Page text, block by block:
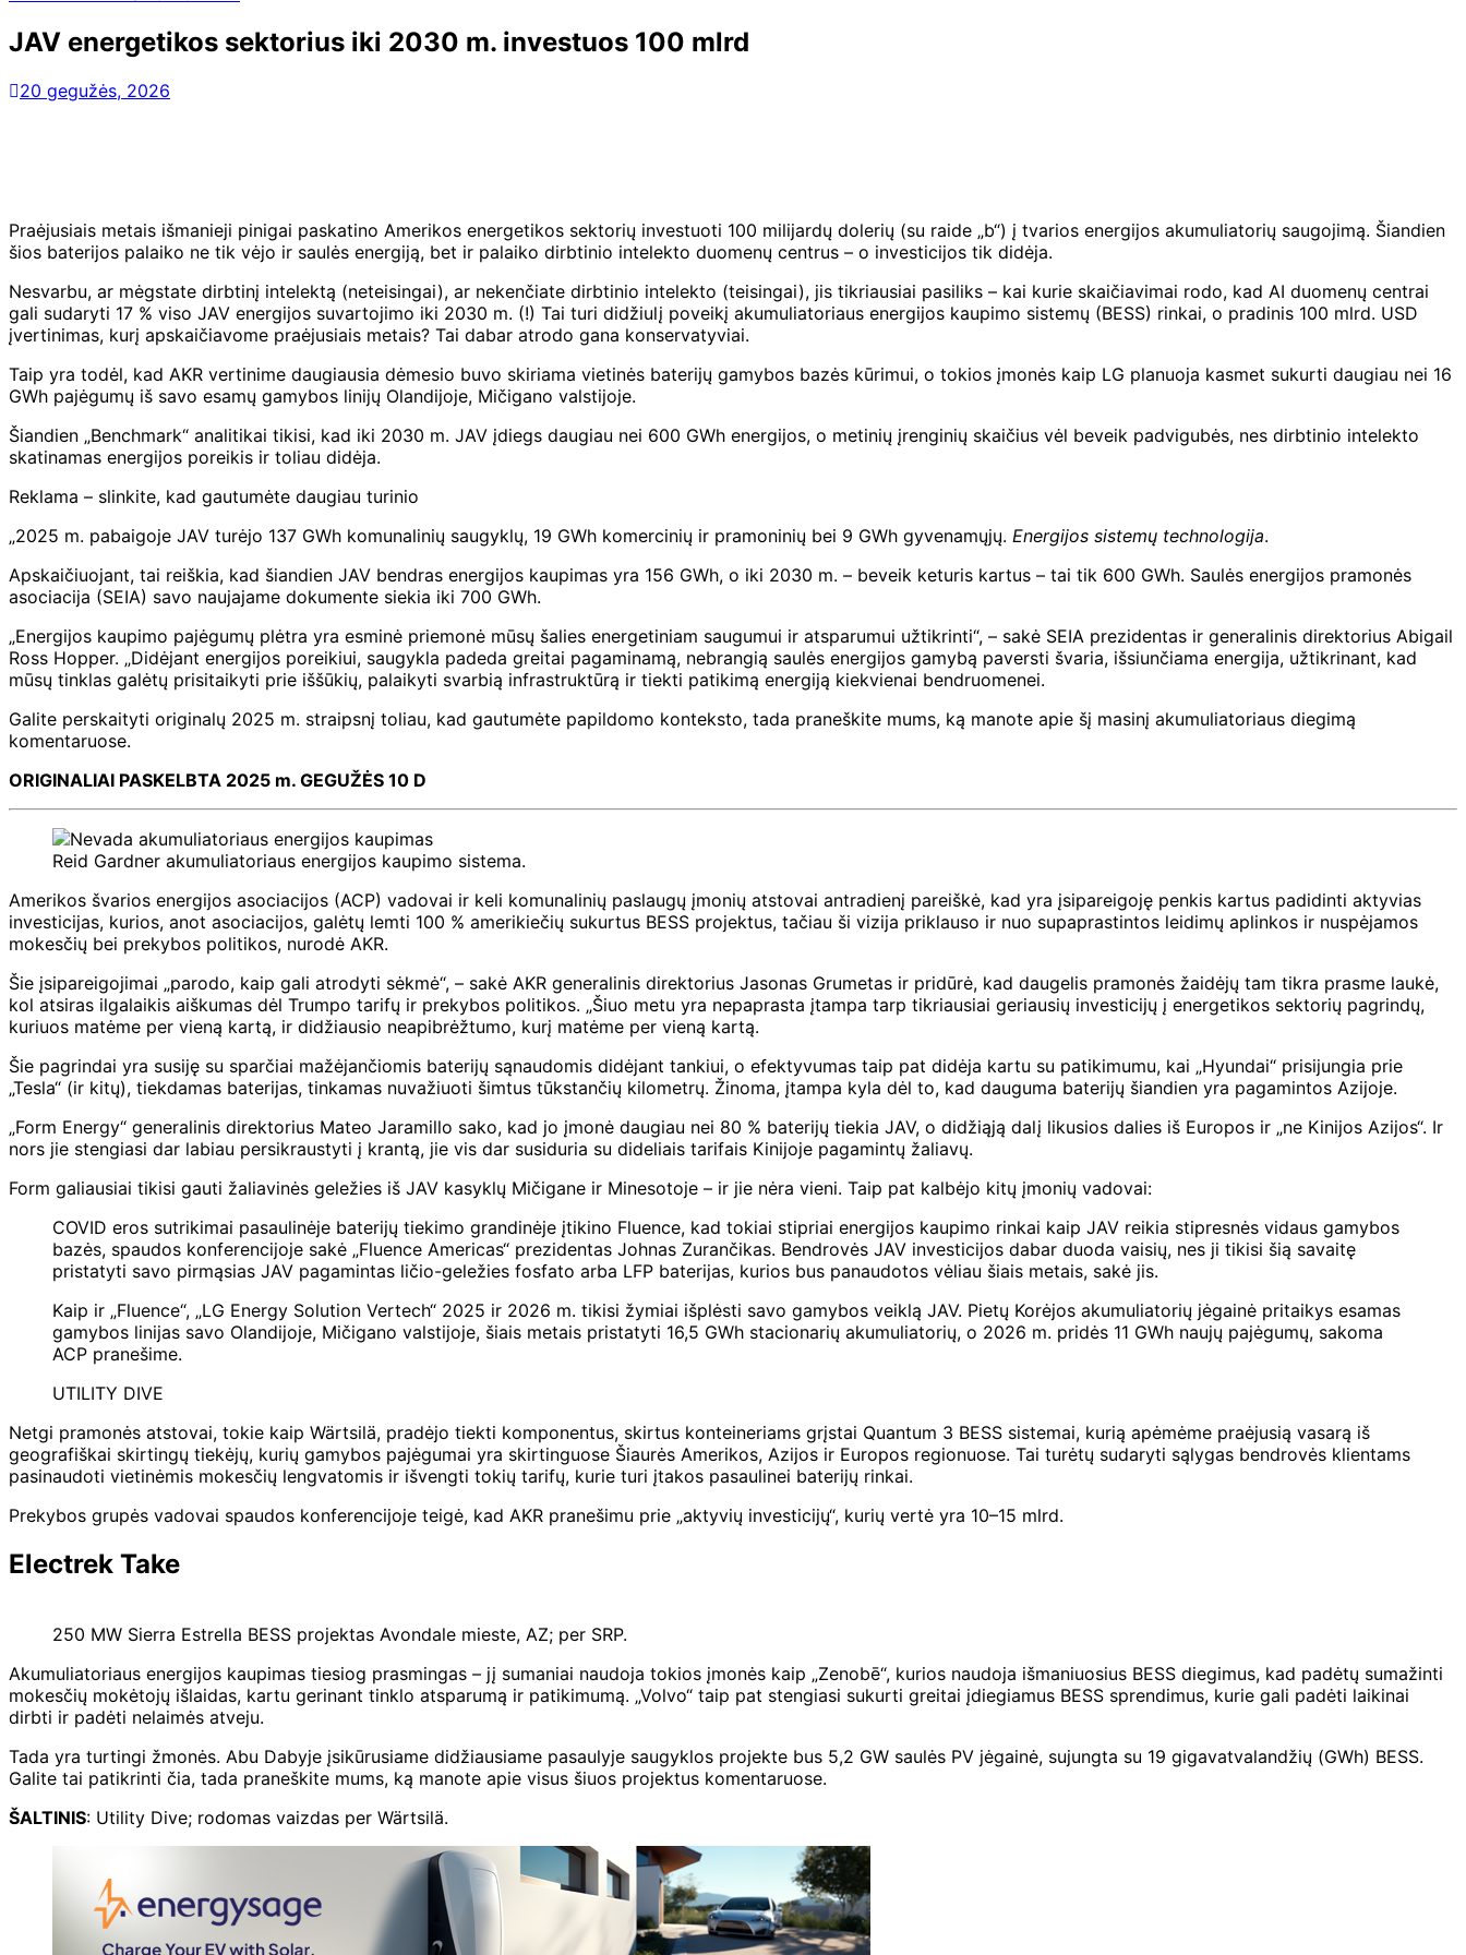
JAV energetikos sektorius iki 2030 m. investuos 100 mlrd
20 gegužės, 2026
Praėjusiais metais išmanieji pinigai paskatino Amerikos energetikos sektorių investuoti 100 milijardų dolerių (su raide „b“) į tvarios energijos akumuliatorių saugojimą. Šiandien
šios baterijos palaiko ne tik vėjo ir saulės energiją, bet ir palaiko dirbtinio intelekto duomenų centrus – o investicijos tik didėja.
Nesvarbu, ar mėgstate dirbtinį intelektą (neteisingai), ar nekenčiate dirbtinio intelekto (teisingai), jis tikriausiai pasiliks – kai kurie skaičiavimai rodo, kad AI duomenų centrai
gali sudaryti 17 % viso JAV energijos suvartojimo iki 2030 m. (!) Tai turi didžiulį poveikį akumuliatoriaus energijos kaupimo sistemų (BESS) rinkai, o pradinis 100 mlrd. USD
įvertinimas, kurį apskaičiavome praėjusiais metais? Tai dabar atrodo gana konservatyviai.
Taip yra todėl, kad AKR vertinime daugiausia dėmesio buvo skiriama vietinės baterijų gamybos bazės kūrimui, o tokios įmonės kaip LG planuoja kasmet sukurti daugiau nei 16
GWh pajėgumų iš savo esamų gamybos linijų Olandijoje, Mičigano valstijoje.
Šiandien „Benchmark“ analitikai tikisi, kad iki 2030 m. JAV įdiegs daugiau nei 600 GWh energijos, o metinių įrenginių skaičius vėl beveik padvigubės, nes dirbtinio intelekto
skatinamas energijos poreikis ir toliau didėja.
Reklama – slinkite, kad gautumėte daugiau turinio
„2025 m. pabaigoje JAV turėjo 137 GWh komunalinių saugyklų, 19 GWh komercinių ir pramoninių bei 9 GWh gyvenamųjų. Energijos sistemų technologija.
Apskaičiuojant, tai reiškia, kad šiandien JAV bendras energijos kaupimas yra 156 GWh, o iki 2030 m. – beveik keturis kartus – tai tik 600 GWh. Saulės energijos pramonės
asociacija (SEIA) savo naujajame dokumente siekia iki 700 GWh.
„Energijos kaupimo pajėgumų plėtra yra esminė priemonė mūsų šalies energetiniam saugumui ir atsparumui užtikrinti“, – sakė SEIA prezidentas ir generalinis direktorius Abigail
Ross Hopper. „Didėjant energijos poreikiui, saugykla padeda greitai pagaminamą, nebrangią saulės energijos gamybą paversti švaria, išsiunčiama energija, užtikrinant, kad
mūsų tinklas galėtų prisitaikyti prie iššūkių, palaikyti svarbią infrastruktūrą ir tiekti patikimą energiją kiekvienai bendruomenei.
Galite perskaityti originalų 2025 m. straipsnį toliau, kad gautumėte papildomo konteksto, tada praneškite mums, ką manote apie šį masinį akumuliatoriaus diegimą
komentaruose.
ORIGINALIAI PASKELBTA 2025 m. GEGUŽĖS 10 D
Reid Gardner akumuliatoriaus energijos kaupimo sistema.
Amerikos švarios energijos asociacijos (ACP) vadovai ir keli komunalinių paslaugų įmonių atstovai antradienį pareiškė, kad yra įsipareigoję penkis kartus padidinti aktyvias
investicijas, kurios, anot asociacijos, galėtų lemti 100 % amerikiečių sukurtus BESS projektus, tačiau ši vizija priklauso ir nuo supaprastintos leidimų aplinkos ir nuspėjamos
mokesčių bei prekybos politikos, nurodė AKR.
Šie įsipareigojimai „parodo, kaip gali atrodyti sėkmė“, – sakė AKR generalinis direktorius Jasonas Grumetas ir pridūrė, kad daugelis pramonės žaidėjų tam tikra prasme laukė,
kol atsiras ilgalaikis aiškumas dėl Trumpo tarifų ir prekybos politikos. „Šiuo metu yra nepaprasta įtampa tarp tikriausiai geriausių investicijų į energetikos sektorių pagrindų,
kuriuos matėme per vieną kartą, ir didžiausio neapibrėžtumo, kurį matėme per vieną kartą.
Šie pagrindai yra susiję su sparčiai mažėjančiomis baterijų sąnaudomis didėjant tankiui, o efektyvumas taip pat didėja kartu su patikimumu, kai „Hyundai“ prisijungia prie
„Tesla“ (ir kitų), tiekdamas baterijas, tinkamas nuvažiuoti šimtus tūkstančių kilometrų. Žinoma, įtampa kyla dėl to, kad dauguma baterijų šiandien yra pagamintos Azijoje.
„Form Energy“ generalinis direktorius Mateo Jaramillo sako, kad jo įmonė daugiau nei 80 % baterijų tiekia JAV, o didžiąją dalį likusios dalies iš Europos ir „ne Kinijos Azijos“. Ir
nors jie stengiasi dar labiau persikraustyti į krantą, jie vis dar susiduria su dideliais tarifais Kinijoje pagamintų žaliavų.
Form galiausiai tikisi gauti žaliavinės geležies iš JAV kasyklų Mičigane ir Minesotoje – ir jie nėra vieni. Taip pat kalbėjo kitų įmonių vadovai:
COVID eros sutrikimai pasaulinėje baterijų tiekimo grandinėje įtikino Fluence, kad tokiai stipriai energijos kaupimo rinkai kaip JAV reikia stipresnės vidaus gamybos
bazės, spaudos konferencijoje sakė „Fluence Americas“ prezidentas Johnas Zurančikas. Bendrovės JAV investicijos dabar duoda vaisių, nes ji tikisi šią savaitę
pristatyti savo pirmąsias JAV pagamintas ličio-geležies fosfato arba LFP baterijas, kurios bus panaudotos vėliau šiais metais, sakė jis.
Kaip ir „Fluence“, „LG Energy Solution Vertech“ 2025 ir 2026 m. tikisi žymiai išplėsti savo gamybos veiklą JAV. Pietų Korėjos akumuliatorių jėgainė pritaikys esamas
gamybos linijas savo Olandijoje, Mičigano valstijoje, šiais metais pristatyti 16,5 GWh stacionarių akumuliatorių, o 2026 m. pridės 11 GWh naujų pajėgumų, sakoma
ACP pranešime.
UTILITY DIVE
Netgi pramonės atstovai, tokie kaip Wärtsilä, pradėjo tiekti komponentus, skirtus konteineriams grįstai Quantum 3 BESS sistemai, kurią apėmėme praėjusią vasarą iš
geografiškai skirtingų tiekėjų, kurių gamybos pajėgumai yra skirtinguose Šiaurės Amerikos, Azijos ir Europos regionuose. Tai turėtų sudaryti sąlygas bendrovės klientams
pasinaudoti vietinėmis mokesčių lengvatomis ir išvengti tokių tarifų, kurie turi įtakos pasaulinei baterijų rinkai.
Prekybos grupės vadovai spaudos konferencijoje teigė, kad AKR pranešimu prie „aktyvių investicijų“, kurių vertė yra 10–15 mlrd.
Electrek Take
250 MW Sierra Estrella BESS projektas Avondale mieste, AZ; per SRP.
Akumuliatoriaus energijos kaupimas tiesiog prasmingas – jį sumaniai naudoja tokios įmonės kaip „Zenobē“, kurios naudoja išmaniuosius BESS diegimus, kad padėtų sumažinti
mokesčių mokėtojų išlaidas, kartu gerinant tinklo atsparumą ir patikimumą. „Volvo“ taip pat stengiasi sukurti greitai įdiegiamus BESS sprendimus, kurie gali padėti laikinai
dirbti ir padėti nelaimės atveju.
Tada yra turtingi žmonės. Abu Dabyje įsikūrusiame didžiausiame pasaulyje saugyklos projekte bus 5,2 GW saulės PV jėgainė, sujungta su 19 gigavatvalandžių (GWh) BESS.
Galite tai patikrinti čia, tada praneškite mums, ką manote apie visus šiuos projektus komentaruose.
ŠALTINIS: Utility Dive; rodomas vaizdas per Wärtsilä.